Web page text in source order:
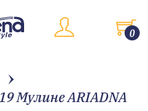
0
Мулине ARIADNA